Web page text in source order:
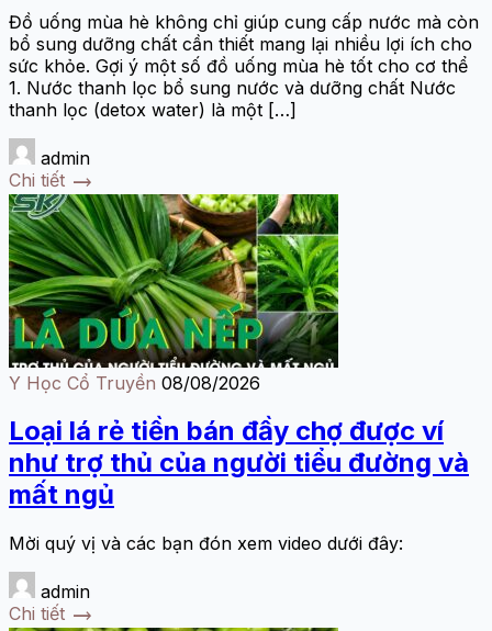
Đồ uống mùa hè không chỉ giúp cung cấp nước mà còn
bổ sung dưỡng chất cần thiết mang lại nhiều lợi ích cho
sức khỏe. Gợi ý một số đồ uống mùa hè tốt cho cơ thể
1. Nước thanh lọc bổ sung nước và dưỡng chất Nước
thanh lọc (detox water) là một […]
admin
Chi tiết trending_flat
Y Học Cổ Truyền 08/08/2026
Loại lá rẻ tiền bán đầy chợ được ví
như trợ thủ của người tiểu đường và
mất ngủ
Mời quý vị và các bạn đón xem video dưới đây:
admin
Chi tiết trending_flat